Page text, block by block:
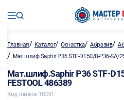
Главная/ Каталог/Оснастка/Абразив/
/ Мат.шлиф.Saphir P36 STF-D150/8-P36-SA/
Мат.шлиф.Saphir P36 STF-
FESTOOL 486389
Код товара: 18091